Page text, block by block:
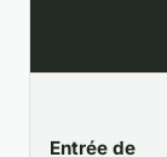
Entrée de